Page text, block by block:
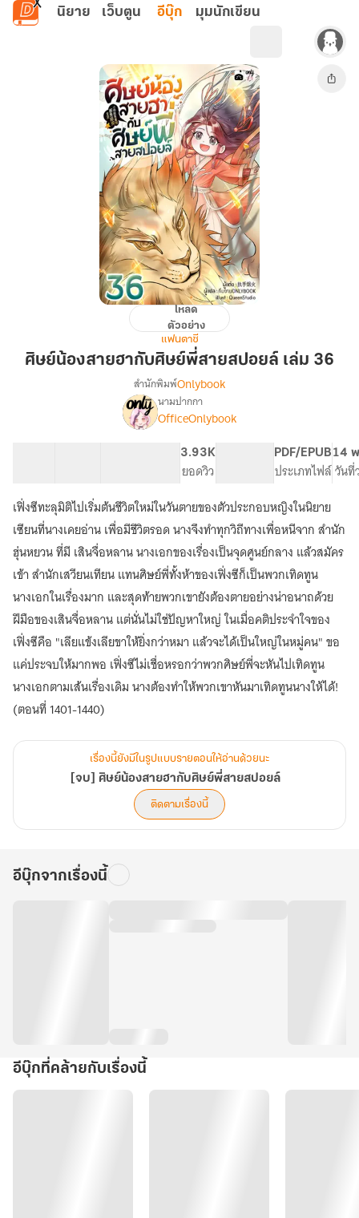
ข้ามไปยังเนื้อหาหลัก
นิยาย เว็บตูน อีบุ๊ก มุมนักเขียน
สาย
ศิษย์
ปอ
ยล์
เล่ม
36
โหลด
ตัวอย่าง
แฟนตาซี
ศิษย์น้องสายฮากับศิษย์พี่สายสปอยล์ เล่ม 36
เรื่อง[จบ]
ศิษย์
น้อง
สาย
ฮา
กับ
ศิษย์
พี่
สาย
ส
ปอ
ยล์
สำนักพิมพ์Onlybook
นามปากกา
OfficeOnlybook
3.93K
ยอดวิว
PDF/EPUB
ประเภทไฟล์
14
วันที่
เฟิ่งซีทะลุมิติไปเริ่มต้นชีวิตใหม่ในวันตายของตัวประกอบหญิงในนิยาย
เซียนที่นางเคยอ่าน เพื่อมีชีวิตรอด นางจึงทำทุกวิถีทางเพื่อหนีจาก สำนัก
ฮุ่นหยวน ที่มี เสินจื่อหลาน นางเอกของเรื่องเป็นจุดศูนย์กลาง แล้วสมัคร
เข้า สำนักเสวียนเทียน แทนศิษย์พี่ทั้งห้าของเฟิ่งซีก็เป็นพวกเทิดทูน
นางเอกในเรื่องมาก และสุดท้ายพวกเขายังต้องตายอย่างน่าอนาถด้วย
ฝีมือของเสินจื่อหลาน แต่นั่นไม่ใช่ปัญหาใหญ่ ในเมื่อคติประจำใจของ
เฟิ่งซีคือ "เลียแข้งเลียขาให้ยิ่งกว่าหมา แล้วจะได้เป็นใหญ่ในหมู่คน" ขอ
แค่ประจบให้มากพอ เฟิ่งซีไม่เชื่อหรอกว่าพวกศิษย์พี่จะหันไปเทิดทูน
นางเอกตามเส้นเรื่องเดิม นางต้องทำให้พวกเขาหันมาเทิดทูนนางให้ได้!
(ตอนที่ 1401-1440)
เรื่องนี้ยังมีในรูปแบบรายตอนให้อ่านด้วยนะ
[จบ] ศิษย์น้องสายฮากับศิษย์พี่สายสปอยล์
ติดตามเรื่องนี้
อีบุ๊กจากเรื่องนี้
อีบุ๊กที่คล้ายกับเรื่องนี้